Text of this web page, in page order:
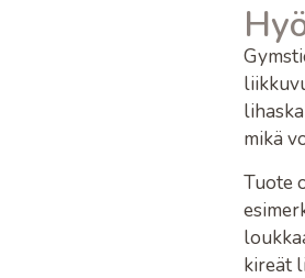
mikä
Tuote
kireät